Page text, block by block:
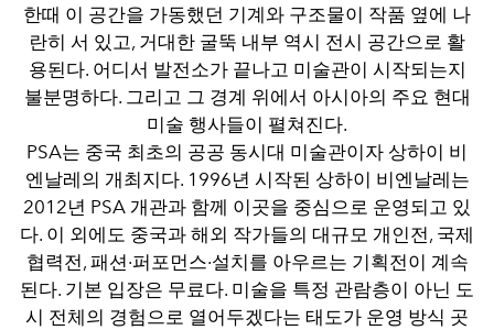
한때 이 공간을 가동했던 기계와 구조물이 작품 옆에 나
란히 서 있고, 거대한 굴뚝 내부 역시 전시 공간으로 활
용된다. 어디서 발전소가 끝나고 미술관이 시작되는지
불분명하다. 그리고 그 경계 위에서 아시아의 주요 현대
미술 행사들이 펼쳐진다.
PSA는 중국 최초의 공공 동시대 미술관이자 상하이 비
엔날레의 개최지다. 1996년 시작된 상하이 비엔날레는
2012년 PSA 개관과 함께 이곳을 중심으로 운영되고 있
다. 이 외에도 중국과 해외 작가들의 대규모 개인전, 국제
협력전, 패션·퍼포먼스·설치를 아우르는 기획전이 계속
된다. 기본 입장은 무료다. 미술을 특정 관람층이 아닌 도
시 전체의 경험으로 열어두겠다는 태도가 운영 방식 곳